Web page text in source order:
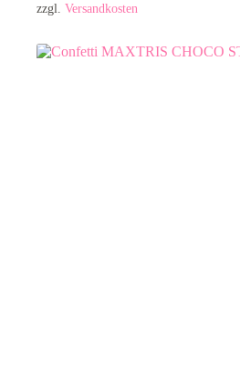
zzgl. Versandkosten